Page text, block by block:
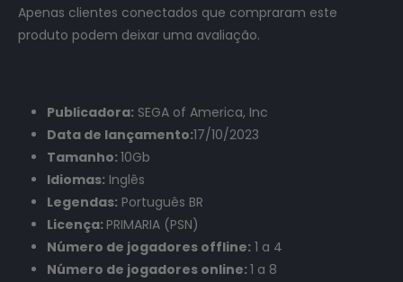
Apenas clientes conectados que compraram este
produto podem deixar uma avaliação.
Publicadora: SEGA of America, Inc
Data de lançamento:17/10/2023
Tamanho: 10Gb
Idiomas: Inglês
Legendas: Português BR
Licença: PRIMARIA (PSN)
Número de jogadores offline: 1 a 4
Número de jogadores online: 1 a 8